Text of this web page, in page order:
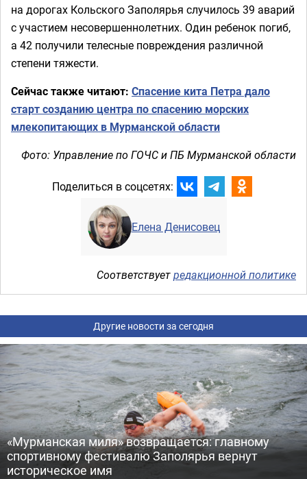
на дорогах Кольского Заполярья случилось 39 аварий
с участием несовершеннолетних. Один ребенок погиб,
а 42 получили телесные повреждения различной
степени тяжести.
Сейчас также читают: Спасение кита Петра дало
старт созданию центра по спасению морских
млекопитающих в Мурманской области
Фото: Управление по ГОЧС и ПБ Мурманской области
Поделиться в соцсетях:
Елена Денисовец
Соответствуетредакционной политике
Другие новости за сегодня
«Мурманская миля» возвращается: главному
спортивному фестивалю Заполярья вернут
историческое имя